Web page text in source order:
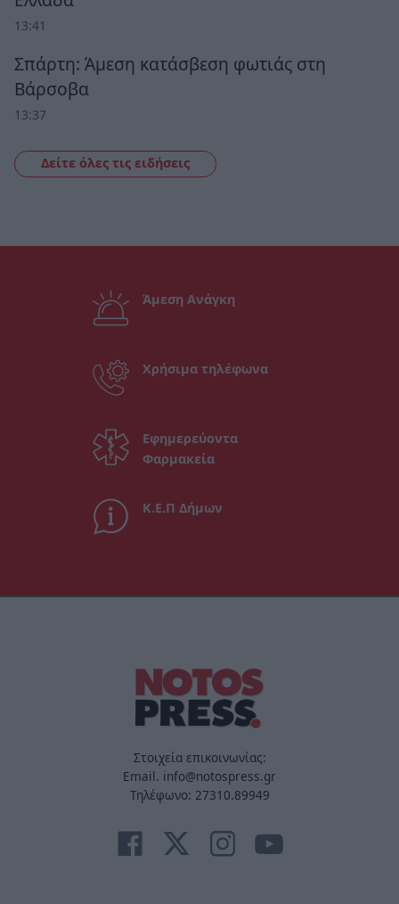
13:41
Σπάρτη: Άμεση κατάσβεση φωτιάς στη
Βάρσοβα
13:37
Δείτε όλες τις ειδήσεις
Άμεση Ανάγκη
Χρήσιμα τηλέφωνα
Εφημερεύοντα
Φαρμακεία
Κ.Ε.Π Δήμων
Στοιχεία επικοινωνίας:
Email. info@notospress.gr
Τηλέφωνο: 27310.89949